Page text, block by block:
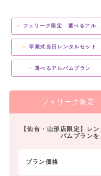
フェリーク限定 選べるアルバムプラン
卒業式当日レンタルセット
選べるアルバムプラン
フェリーク限定
【仙台・山形店限定】レ
バムプラン
プラン価格